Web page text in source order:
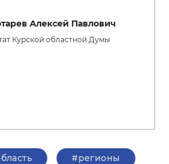
Алексей Павлович
Курской областной Думы
#регионы